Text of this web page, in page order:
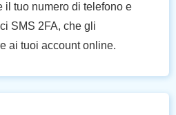
il tuo numero di telefono e
SMS 2FA, che gli
ai tuoi account online.